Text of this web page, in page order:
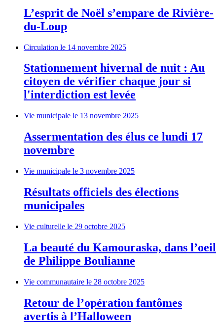
L’esprit de Noël s’empare de Rivière-
du-Loup
Circulation le 14 novembre 2025
Stationnement hivernal de nuit : Au
citoyen de vérifier chaque jour si
l'interdiction est levée
Vie municipale le 13 novembre 2025
Assermentation des élus ce lundi 17
novembre
Vie municipale le 3 novembre 2025
Résultats officiels des élections
municipales
Vie culturelle le 29 octobre 2025
La beauté du Kamouraska, dans l’oeil
de Philippe Boulianne
Vie communautaire le 28 octobre 2025
Retour de l’opération fantômes
avertis à l’Halloween